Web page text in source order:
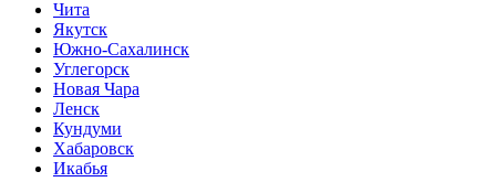
Чита
Якутск
Южно-Сахалинск
Углегорск
Новая Чара
Ленск
Кундуми
Хабаровск
Икабья